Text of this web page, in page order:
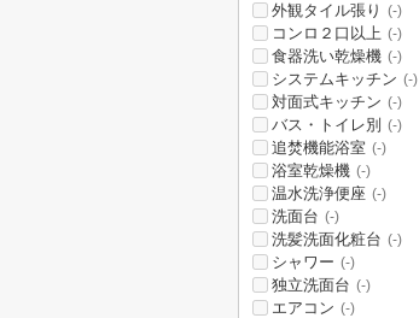
外観タイル張り (-)
コンロ２口以上 (-)
食器洗い乾燥機 (-)
システムキッチン (-)
対面式キッチン (-)
バス・トイレ別 (-)
追焚機能浴室 (-)
浴室乾燥機 (-)
温水洗浄便座 (-)
洗面台 (-)
洗髪洗面化粧台 (-)
シャワー (-)
独立洗面台 (-)
エアコン (-)